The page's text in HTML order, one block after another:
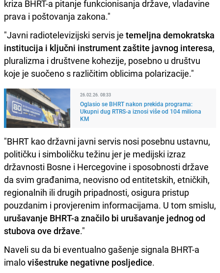
kriza BHRT-a pitanje funkcionisanja države, vladavine
prava i poštovanja zakona."
"Javni radiotelevizijski servis je temeljna demokratska
institucija i ključni instrument zaštite javnog interesa,
pluralizma i društvene kohezije, posebno u društvu
koje je suočeno s različitim oblicima polarizacije."
26.02.26. 08:33
Oglasio se BHRT nakon prekida programa:
Ukupni dug RTRS-a iznosi više od 104 miliona
KM
"BHRT kao državni javni servis nosi posebnu ustavnu,
političku i simboličku težinu jer je medijski izraz
državnosti Bosne i Hercegovine i sposobnosti države
da svim građanima, neovisno od entitetskih, etničkih,
regionalnih ili drugih pripadnosti, osigura pristup
pouzdanim i provjerenim informacijama. U tom smislu,
urušavanje BHRT-a značilo bi urušavanje jednog od
stubova ove države."
Naveli su da bi eventualno gašenje signala BHRT-a
imalovišestruke negativne posljedice.